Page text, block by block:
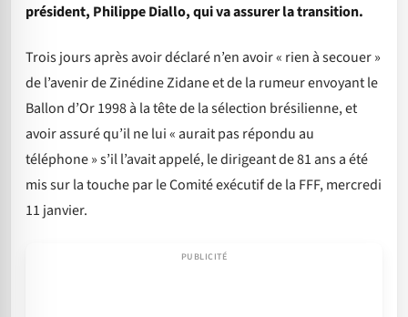
président, Philippe Diallo, qui va assurer la transition.
Trois jours après avoir déclaré n’en avoir « rien à secouer »
de l’avenir de Zinédine Zidane et de la rumeur envoyant le
Ballon d’Or 1998 à la tête de la sélection brésilienne, et
avoir assuré qu’il ne lui « aurait pas répondu au
téléphone » s’il l’avait appelé, le dirigeant de 81 ans a été
mis sur la touche par le Comité exécutif de la FFF, mercredi
11 janvier.